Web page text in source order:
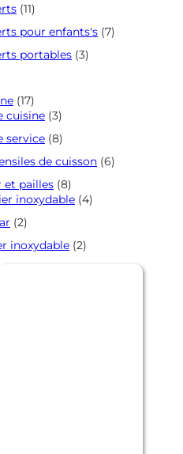
1111
pour enfants's 77
portables 33
1717
produits
cuisine 33
service 88
de cuisson 66
et pailles 88
produits
inoxydable 44
22
inoxydable 22